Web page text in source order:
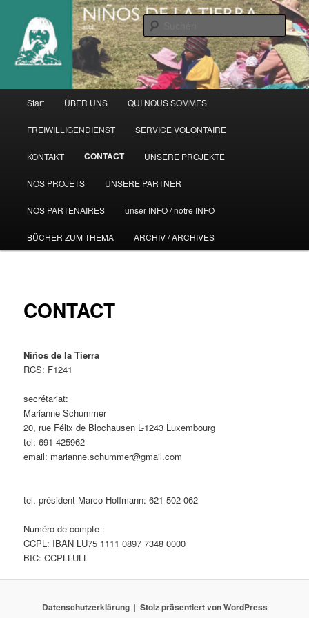
primären
Inhalt
springen
Start ÜBER UNS QUI NOUS SOMMES
FREIWILLIGENDIENST SERVICE VOLONTAIRE
KONTAKT CONTACT UNSERE PROJEKTE
NOS PROJETS UNSERE PARTNER
NOS PARTENAIRES unser INFO / notre INFO
BÜCHER ZUM THEMA ARCHIV / ARCHIVES
CONTACT
Niños de la Tierra
RCS: F1241
secrétariat:
Marianne Schummer
20, rue Félix de Blochausen L-1243 Luxembourg
tel: 691 425962
email: marianne.schummer@gmail.com
tel. président Marco Hoffmann: 621 502 062
Numéro de compte :
CCPL: IBAN LU75 1111 0897 7348 0000
BIC: CCPLLULL
Datenschutzerklärung Stolz präsentiert von WordPress